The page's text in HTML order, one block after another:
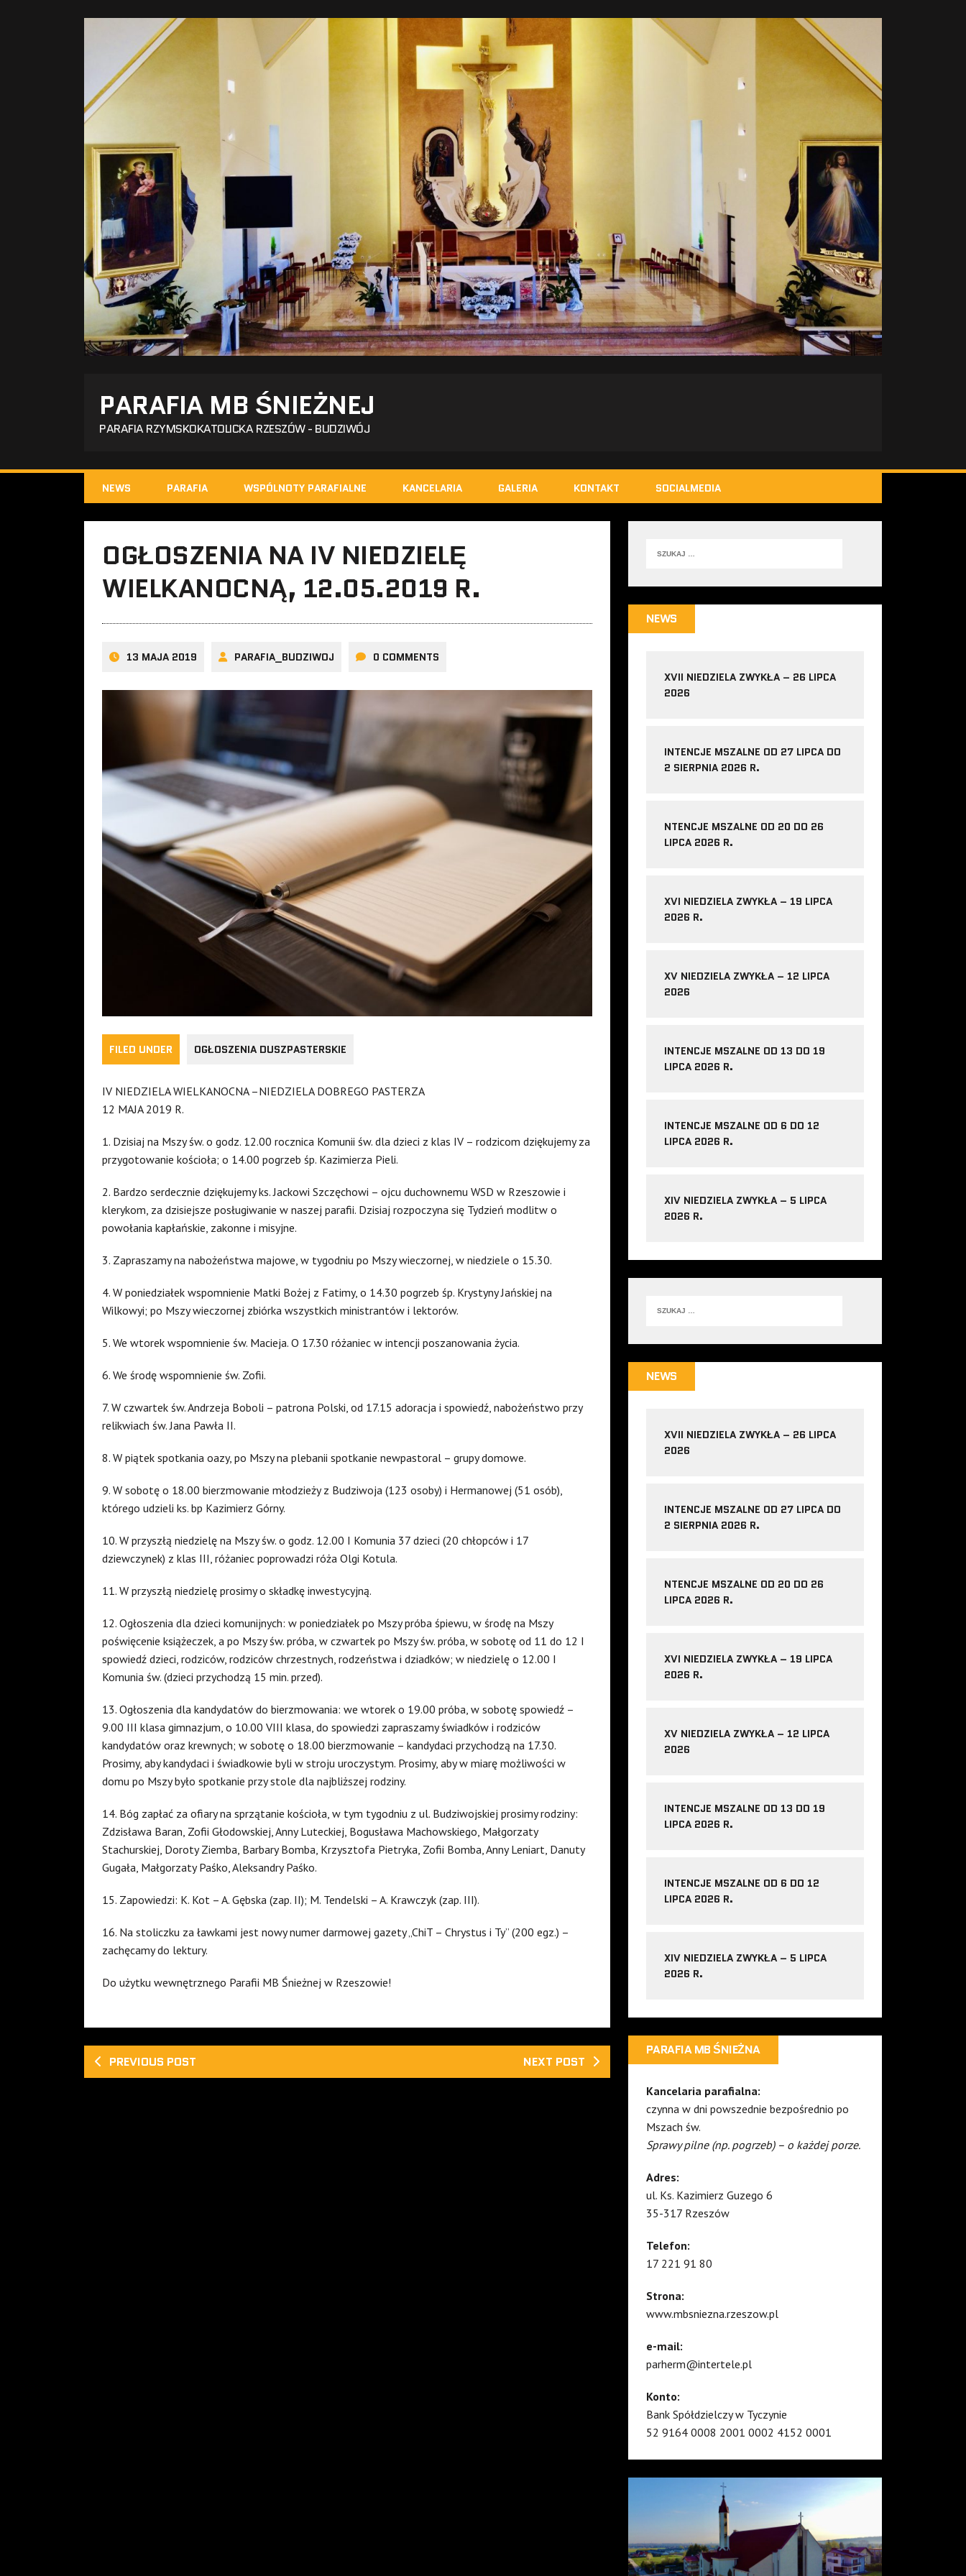
PARAFIA MB ŚNIEŻNEJ
PARAFIA RZYMSKOKATOLICKA RZESZÓW - BUDZIWÓJ
NEWS PARAFIA WSPÓLNOTY PARAFIALNE KANCELARIA GALERIA KONTAKT SOCIALMEDIA
OGŁOSZENIA NA IV NIEDZIELĘ
WIELKANOCNĄ, 12.05.2019 R.
13 MAJA 2019 PARAFIA_BUDZIWOJ 0 COMMENTS
FILED UNDER OGŁOSZENIA DUSZPASTERSKIE
IV NIEDZIELA WIELKANOCNA –NIEDZIELA DOBREGO PASTERZA
12 MAJA 2019 R.
1. Dzisiaj na Mszy św. o godz. 12.00 rocznica Komunii św. dla dzieci z klas IV – rodzicom dziękujemy za
przygotowanie kościoła; o 14.00 pogrzeb śp. Kazimierza Pieli.
2. Bardzo serdecznie dziękujemy ks. Jackowi Szczęchowi – ojcu duchownemu WSD w Rzeszowie i
klerykom, za dzisiejsze posługiwanie w naszej parafii. Dzisiaj rozpoczyna się Tydzień modlitw o
powołania kapłańskie, zakonne i misyjne.
3. Zapraszamy na nabożeństwa majowe, w tygodniu po Mszy wieczornej, w niedziele o 15.30.
4. W poniedziałek wspomnienie Matki Bożej z Fatimy, o 14.30 pogrzeb śp. Krystyny Jańskiej na
Wilkowyi; po Mszy wieczornej zbiórka wszystkich ministrantów i lektorów.
5. We wtorek wspomnienie św. Macieja. O 17.30 różaniec w intencji poszanowania życia.
6. We środę wspomnienie św. Zofii.
7. W czwartek św. Andrzeja Boboli – patrona Polski, od 17.15 adoracja i spowiedź, nabożeństwo przy
relikwiach św. Jana Pawła II.
8. W piątek spotkania oazy, po Mszy na plebanii spotkanie newpastoral – grupy domowe.
9. W sobotę o 18.00 bierzmowanie młodzieży z Budziwoja (123 osoby) i Hermanowej (51 osób),
którego udzieli ks. bp Kazimierz Górny.
10. W przyszłą niedzielę na Mszy św. o godz. 12.00 I Komunia 37 dzieci (20 chłopców i 17
dziewczynek) z klas III, różaniec poprowadzi róża Olgi Kotula.
11. W przyszłą niedzielę prosimy o składkę inwestycyjną.
12. Ogłoszenia dla dzieci komunijnych: w poniedziałek po Mszy próba śpiewu, w środę na Mszy
poświęcenie książeczek, a po Mszy św. próba, w czwartek po Mszy św. próba, w sobotę od 11 do 12 I
spowiedź dzieci, rodziców, rodziców chrzestnych, rodzeństwa i dziadków; w niedzielę o 12.00 I
Komunia św. (dzieci przychodzą 15 min. przed).
13. Ogłoszenia dla kandydatów do bierzmowania: we wtorek o 19.00 próba, w sobotę spowiedź –
9.00 III klasa gimnazjum, o 10.00 VIII klasa, do spowiedzi zapraszamy świadków i rodziców
kandydatów oraz krewnych; w sobotę o 18.00 bierzmowanie – kandydaci przychodzą na 17.30.
Prosimy, aby kandydaci i świadkowie byli w stroju uroczystym. Prosimy, aby w miarę możliwości w
domu po Mszy było spotkanie przy stole dla najbliższej rodziny.
14. Bóg zapłać za ofiary na sprzątanie kościoła, w tym tygodniu z ul. Budziwojskiej prosimy rodziny:
Zdzisława Baran, Zofii Głodowskiej, Anny Luteckiej, Bogusława Machowskiego, Małgorzaty
Stachurskiej, Doroty Ziemba, Barbary Bomba, Krzysztofa Pietryka, Zofii Bomba, Anny Leniart, Danuty
Gugała, Małgorzaty Paśko, Aleksandry Paśko.
15. Zapowiedzi: K. Kot – A. Gębska (zap. II); M. Tendelski – A. Krawczyk (zap. III).
16. Na stoliczku za ławkami jest nowy numer darmowej gazety „ChiT – Chrystus i Ty” (200 egz.) –
zachęcamy do lektury.
Do użytku wewnętrznego Parafii MB Śnieżnej w Rzeszowie!
PREVIOUS POST NEXT POST
NEWS
XVII NIEDZIELA ZWYKŁA – 26 LIPCA
2026
INTENCJE MSZALNE OD 27 LIPCA DO
2 SIERPNIA 2026 R.
NTENCJE MSZALNE OD 20 DO 26
LIPCA 2026 R.
XVI NIEDZIELA ZWYKŁA – 19 LIPCA
2026 R.
XV NIEDZIELA ZWYKŁA – 12 LIPCA
2026
INTENCJE MSZALNE OD 13 DO 19
LIPCA 2026 R.
INTENCJE MSZALNE OD 6 DO 12
LIPCA 2026 R.
XIV NIEDZIELA ZWYKŁA – 5 LIPCA
2026 R.
NEWS
XVII NIEDZIELA ZWYKŁA – 26 LIPCA
2026
INTENCJE MSZALNE OD 27 LIPCA DO
2 SIERPNIA 2026 R.
NTENCJE MSZALNE OD 20 DO 26
LIPCA 2026 R.
XVI NIEDZIELA ZWYKŁA – 19 LIPCA
2026 R.
XV NIEDZIELA ZWYKŁA – 12 LIPCA
2026
INTENCJE MSZALNE OD 13 DO 19
LIPCA 2026 R.
INTENCJE MSZALNE OD 6 DO 12
LIPCA 2026 R.
XIV NIEDZIELA ZWYKŁA – 5 LIPCA
2026 R.
PARAFIA MB ŚNIEŻNA
Kancelaria parafialna:
czynna w dni powszednie bezpośrednio po
Mszach św.
Sprawy pilne (np. pogrzeb) – o każdej porze.
Adres:
ul. Ks. Kazimierz Guzego 6
35-317 Rzeszów
Telefon:
17 221 91 80
Strona:
www.mbsniezna.rzeszow.pl
e-mail:
parherm@intertele.pl
Konto:
Bank Spółdzielczy w Tyczynie
52 9164 0008 2001 0002 4152 0001